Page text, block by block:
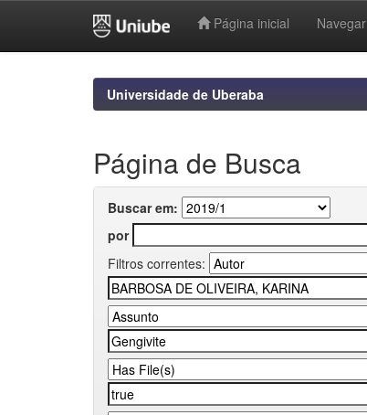
Página inicial Navegar
Universidade de Uberaba
Página de Busca
Buscar em:
por
Filtros correntes: